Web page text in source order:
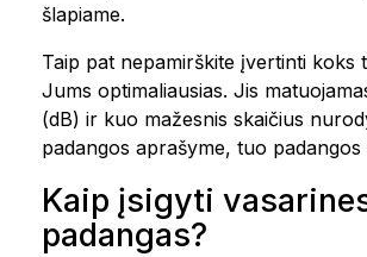
šlapiame.
Taip pat nepamirškite įvertinti koks
Jums optimaliausias. Jis
(dB) ir kuo mažesnis skaičius
padangos aprašyme, tuo padangos
Kaip įsigyti
padangas?